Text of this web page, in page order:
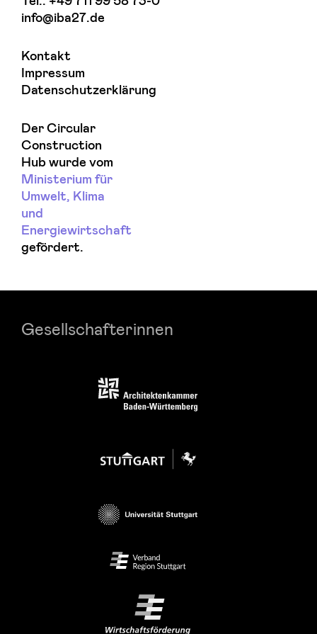
info@iba27.de
Kontakt
Impressum
Datenschutzerklärung
Der Circular
Construction
Hub wurde vom
Ministerium für
Umwelt, Klima
und
Energiewirtschaft
gefördert.
Gesellschafterinnen